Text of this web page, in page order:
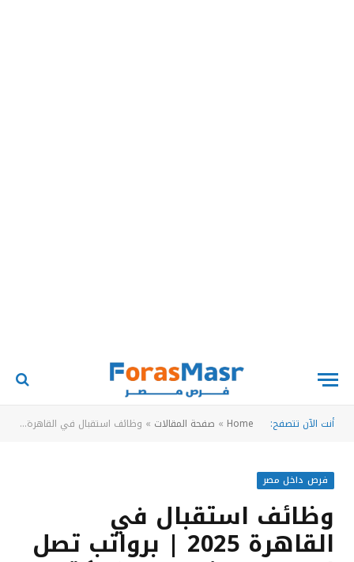
أنت الآن تتصفح: Home
» صفحة المقالات » وظائف استقبال في القاهرة 2025 | برواتب تصل لـ 12,500 جنيه في شركة ليفينجفيل للشقق الفندقية
فرص داخل مصر
وظائف استقبال في
القاهرة 2025 | برواتب تصل